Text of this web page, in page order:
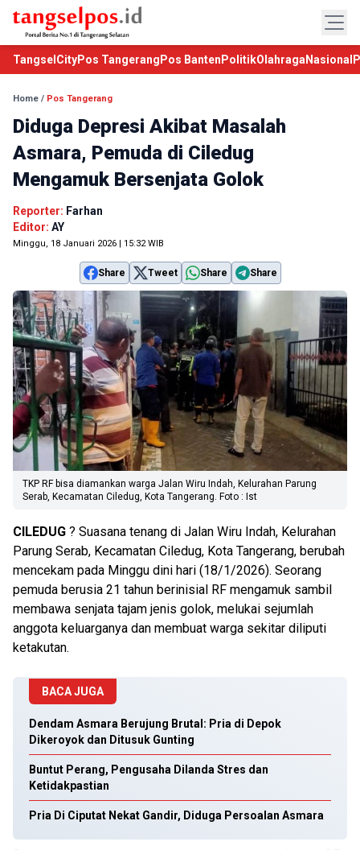
TangselCityPos Tangerang Pos Banten PolitikOlahraga Nasional
Home / Pos Tangerang
Diduga Depresi Akibat Masalah
Asmara, Pemuda di Ciledug
Mengamuk Bersenjata Golok
Reporter: Farhan
Editor: AY
Minggu, 18 Januari 2026 | 15:32 WIB
Share Tweet Share Share
TKP RF bisa diamankan warga Jalan Wiru Indah, Kelurahan Parung
Serab, Kecamatan Ciledug, Kota Tangerang. Foto : Ist
CILEDUG ? Suasana tenang di Jalan Wiru Indah, Kelurahan
Parung Serab, Kecamatan Ciledug, Kota Tangerang, berubah
mencekam pada Minggu dini hari (18/1/2026). Seorang
pemuda berusia 21 tahun berinisial RF mengamuk sambil
membawa senjata tajam jenis golok, melukai sejumlah
anggota keluarganya dan membuat warga sekitar diliputi
ketakutan.
BACA JUGA
Dendam Asmara Berujung Brutal: Pria di Depok
Dikeroyok dan Ditusuk Gunting
Buntut Perang, Pengusaha Dilanda Stres dan
Ketidakpastian
Pria Di Ciputat Nekat Gandir, Diduga Persoalan Asmara